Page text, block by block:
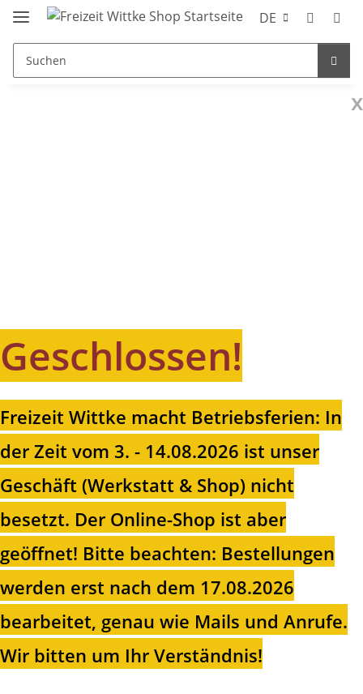
DE
x
Geschlossen!
Freizeit Wittke macht Betriebsferien: In
der Zeit vom 3. - 14.08.2026 ist unser
Geschäft (Werkstatt & Shop) nicht
besetzt. Der Online-Shop ist aber
geöffnet! Bitte beachten: Bestellungen
werden erst nach dem 17.08.2026
bearbeitet, genau wie Mails und Anrufe.
Wir bitten um Ihr Verständnis!